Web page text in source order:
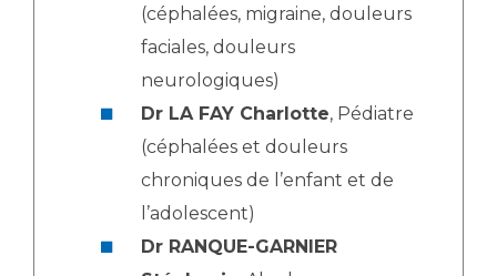
(céphalées, migraine, douleurs
faciales, douleurs
neurologiques)
Dr LA FAY Charlotte, Pédiatre
(céphalées et douleurs
chroniques de l’enfant et de
l’adolescent)
Dr RANQUE-GARNIER